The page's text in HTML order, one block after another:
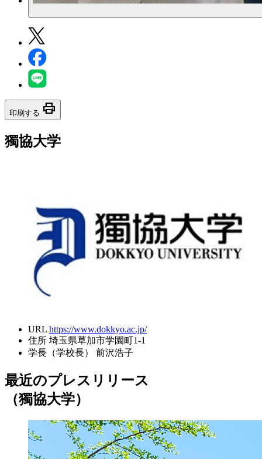
印刷する print
獨協大学
URL https://www.dokkyo.ac.jp/
住所 埼玉県草加市学園町1-1
学長（学校長）
前沢浩子
最近のプレスリリース
（獨協大学）